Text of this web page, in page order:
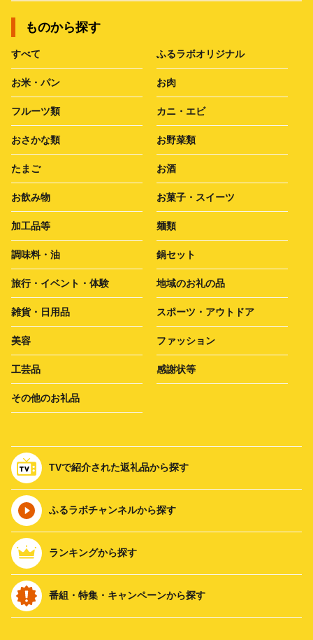
ものから探す
すべて ふるラボオリジナル
お米・パン お肉
フルーツ類 カニ・エビ
おさかな類 お野菜類
たまご お酒
お飲み物 お菓子・スイーツ
加工品等 麺類
調味料・油 鍋セット
旅行・イベント・体験 地域のお礼の品
雑貨・日用品 スポーツ・アウトドア
美容 ファッション
工芸品 感謝状等
その他のお礼品
TVで紹介された返礼品から探す
ふるラボチャンネルから探す
ランキングから探す
番組・特集・キャンペーンから探す